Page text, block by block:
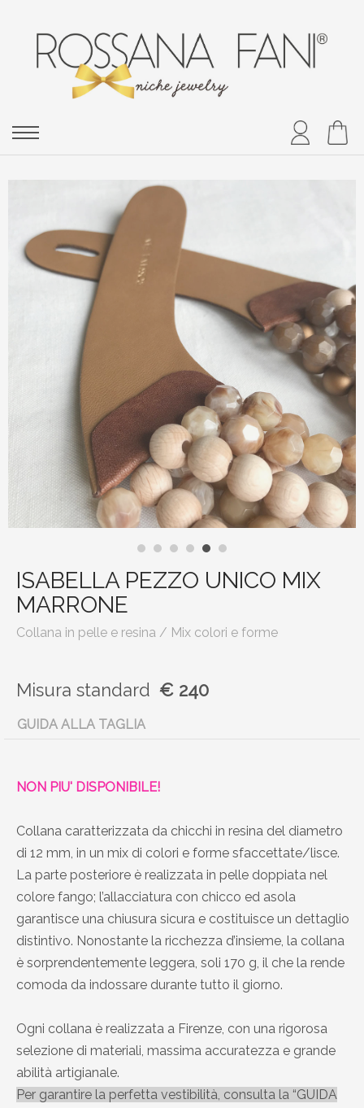
ISABELLA PEZZO UNICO MIX
MARRONE
Collana in pelle e resina / Mix colori e forme
Misura standard € 240
GUIDA ALLA TAGLIA
NON PIU' DISPONIBILE!
Collana caratterizzata da chicchi in resina del diametro
di 12 mm, in un mix di colori e forme sfaccettate/lisce.
La parte posteriore è realizzata in pelle doppiata nel
colore fango; l’allacciatura con chicco ed asola
garantisce una chiusura sicura e costituisce un dettaglio
distintivo. Nonostante la ricchezza d’insieme, la collana
è sorprendentemente leggera, soli 170 g, il che la rende
comoda da indossare durante tutto il giorno.
Ogni collana è realizzata a Firenze, con una rigorosa
selezione di materiali, massima accuratezza e grande
abilità artigianale.
Per garantire la perfetta vestibilità, consulta la “GUIDA